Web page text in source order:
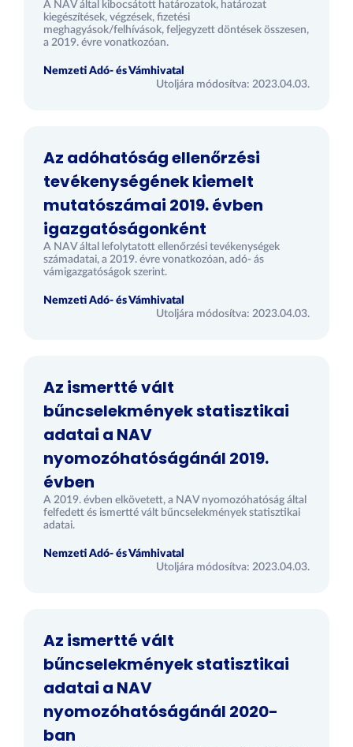
A NAV által kibocsátott határozatok, határozat
kiegészítések, végzések, fizetési
meghagyások/felhívások, feljegyzett döntések összesen,
a 2019. évre vonatkozóan.
Nemzeti Adó- és Vámhivatal
Utoljára módosítva: 2023.04.03.
Az adóhatóság ellenőrzési
tevékenységének kiemelt
mutatószámai 2019. évben
igazgatóságonként
A NAV által lefolytatott ellenőrzési tevékenységek
számadatai, a 2019. évre vonatkozóan, adó- ás
vámigazgatóságok szerint.
Nemzeti Adó- és Vámhivatal
Utoljára módosítva: 2023.04.03.
Az ismertté vált
bűncselekmények statisztikai
adatai a NAV
nyomozóhatóságánál 2019.
évben
A 2019. évben elkövetett, a NAV nyomozóhatóság által
felfedett és ismertté vált bűncselekmények statisztikai
adatai.
Nemzeti Adó- és Vámhivatal
Utoljára módosítva: 2023.04.03.
Az ismertté vált
bűncselekmények statisztikai
adatai a NAV
nyomozóhatóságánál 2020-
ban